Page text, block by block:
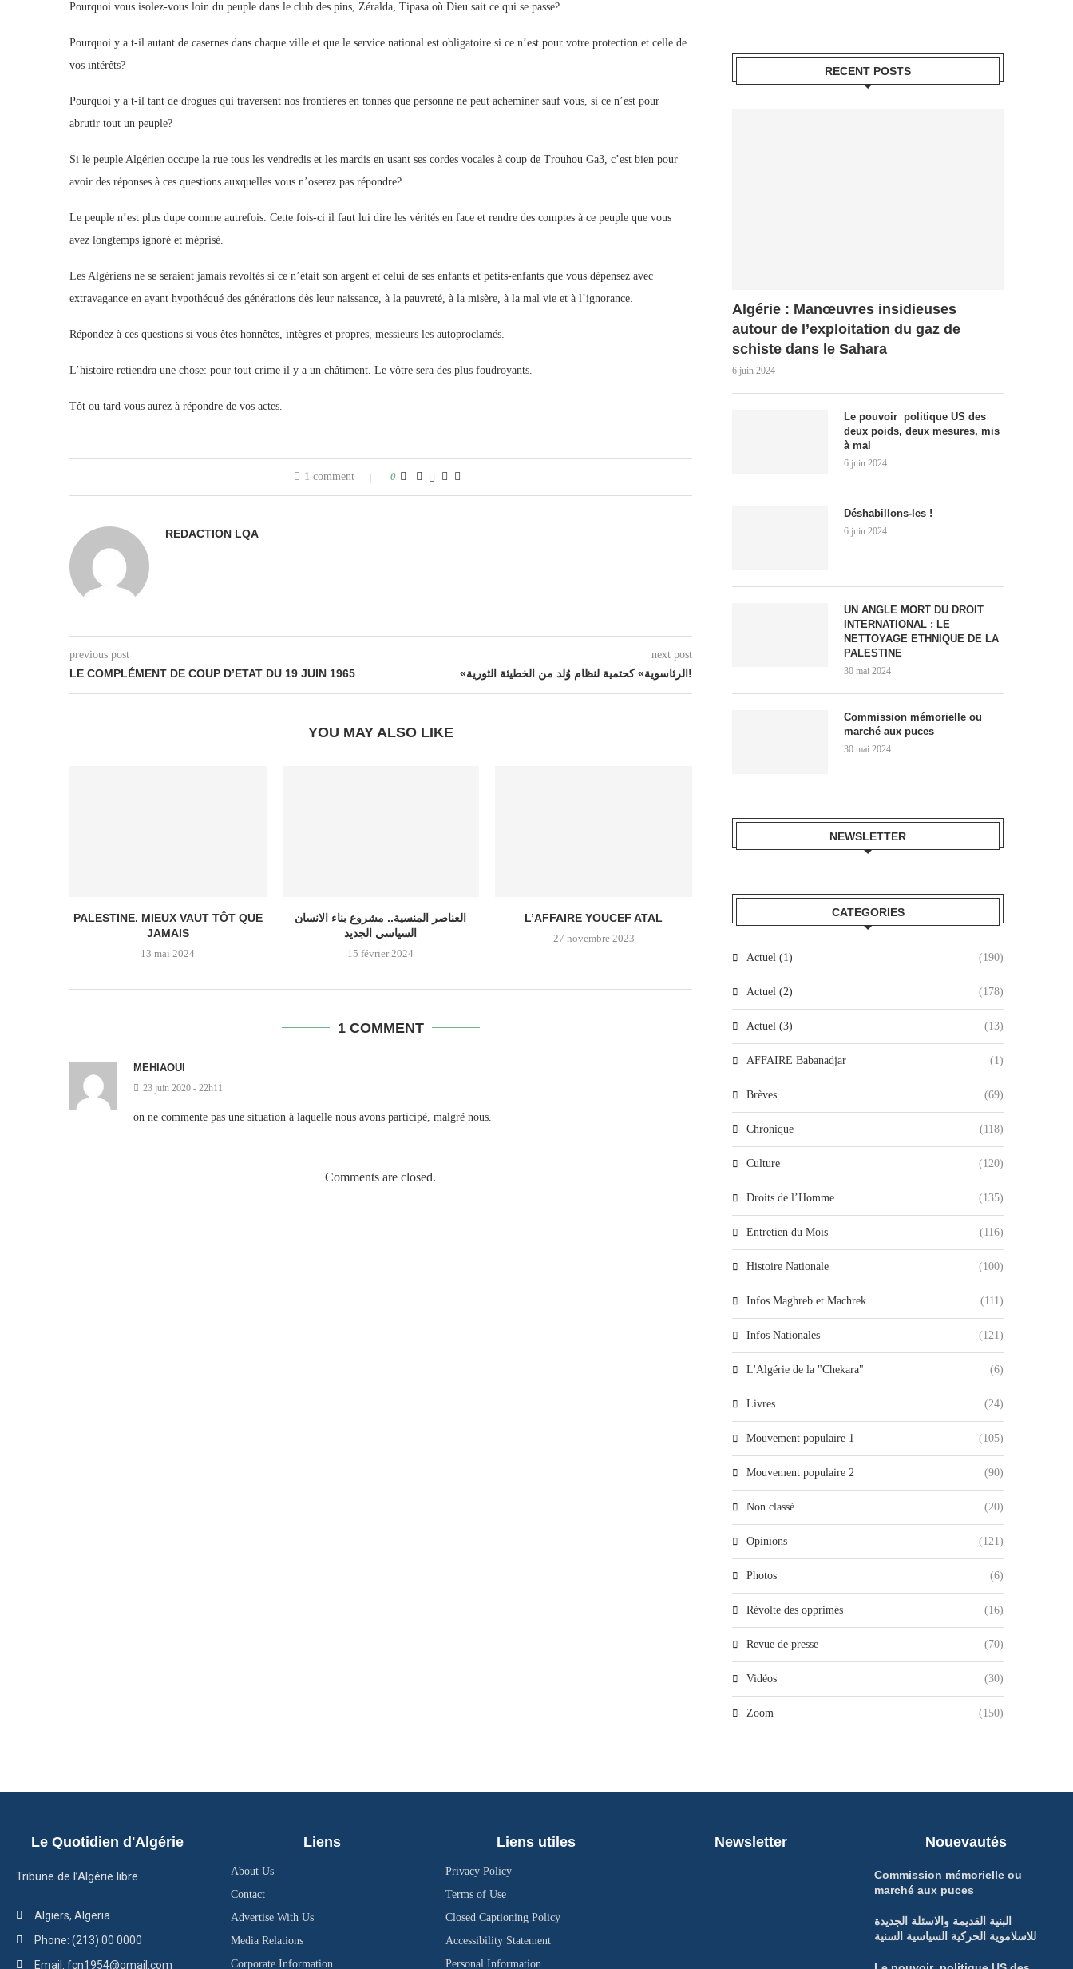
Pourquoi vous isolez-vous loin du peuple dans le club des pins, Zéralda, Tipasa où Dieu sait ce qui se passe?
Pourquoi y a t-il autant de casernes dans chaque ville et que le service national est obligatoire si ce n’est pour votre protection et celle de
vos intérêts?
Pourquoi y a t-il tant de drogues qui traversent nos frontières en tonnes que personne ne peut acheminer sauf vous, si ce n’est pour
abrutir tout un peuple?
Si le peuple Algérien occupe la rue tous les vendredis et les mardis en usant ses cordes vocales à coup de Trouhou Ga3, c’est bien pour
avoir des réponses à ces questions auxquelles vous n’oserez pas répondre?
Le peuple n’est plus dupe comme autrefois. Cette fois-ci il faut lui dire les vérités en face et rendre des comptes à ce peuple que vous
avez longtemps ignoré et méprisé.
Les Algériens ne se seraient jamais révoltés si ce n’était son argent et celui de ses enfants et petits-enfants que vous dépensez avec
extravagance en ayant hypothéqué des générations dès leur naissance, à la pauvreté, à la misère, à la mal vie et à l’ignorance.
Répondez à ces questions si vous êtes honnêtes, intègres et propres, messieurs les autoproclamés.
L’histoire retiendra une chose: pour tout crime il y a un châtiment. Le vôtre sera des plus foudroyants.
Tôt ou tard vous aurez à répondre de vos actes.
1 comment 0
REDACTION LQA
previous post
LE COMPLÉMENT DE COUP D’ETAT DU 19 JUIN 1965
next post
«الرئاسوية» كحتمية لنظام وُلد من الخطيئة الثورية!
YOU MAY ALSO LIKE
PALESTINE. MIEUX VAUT TÔT QUE
JAMAIS
13 mai 2024
العناصر المنسية.. مشروع بناء الانسان
السياسي الجديد
15 février 2024
L’AFFAIRE YOUCEF ATAL
27 novembre 2023
1 COMMENT
MEHIAOUI
23 juin 2020 - 22h11
on ne commente pas une situation à laquelle nous avons participé, malgré nous.
Comments are closed.
RECENT POSTS
Algérie : Manœuvres insidieuses
autour de l’exploitation du gaz de
schiste dans le Sahara
6 juin 2024
Le pouvoir politique US des
deux poids, deux mesures, mis
à mal
6 juin 2024
Déshabillons-les !
6 juin 2024
UN ANGLE MORT DU DROIT
INTERNATIONAL : LE
NETTOYAGE ETHNIQUE DE LA
PALESTINE
30 mai 2024
Commission mémorielle ou
marché aux puces
30 mai 2024
NEWSLETTER
CATEGORIES
Actuel (1) (190)
Actuel (2) (178)
Actuel (3) (13)
AFFAIRE Babanadjar (1)
Brèves (69)
Chronique (118)
Culture (120)
Droits de l’Homme (135)
Entretien du Mois (116)
Histoire Nationale (100)
Infos Maghreb et Machrek (111)
Infos Nationales (121)
L'Algérie de la "Chekara" (6)
Livres (24)
Mouvement populaire 1 (105)
Mouvement populaire 2 (90)
Non classé (20)
Opinions (121)
Photos (6)
Révolte des opprimés (16)
Revue de presse (70)
Vidéos (30)
Zoom (150)
Le Quotidien d'Algérie
Tribune de l’Algérie libre
Algiers, Algeria
Phone: (213) 00 0000
Email: fcn1954@gmail.com
Liens
About Us
Contact
Advertise With Us
Media Relations
Corporate Information
Liens utiles
Privacy Policy
Terms of Use
Closed Captioning Policy
Accessibility Statement
Personal Information
Newsletter Nouevautés
Commission mémorielle ou
marché aux puces
البنية القديمة والاسئلة الجديدة
للاسلاموية الحركية السياسية السنية